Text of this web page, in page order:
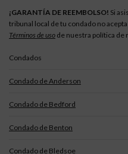
¡GARANTÍA DE REEMBOLSO! Si
tribunal local de tu condado no
Términos de uso de nuestra política de
Condados
Condado de Anderson
Condado de Bedford
Condado de Benton
Condado de Bledsoe